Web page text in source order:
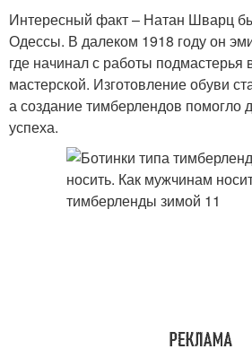
Интересный факт – Натан Шварц
Одессы. В далеком 1918 году он
где начинал с работы подмастерья
мастерской. Изготовление обуви
а создание тимберлендов помогло
успеха.